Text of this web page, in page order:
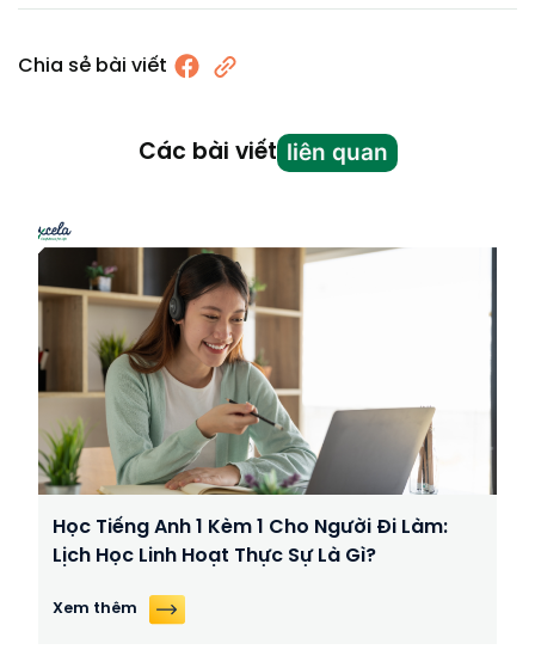
Chia sẻ bài viết
Các bài viết liên quan
Học Tiếng Anh 1 Kèm 1 Cho Người Đi Làm:
Lịch Học Linh Hoạt Thực Sự Là Gì?
Xem thêm